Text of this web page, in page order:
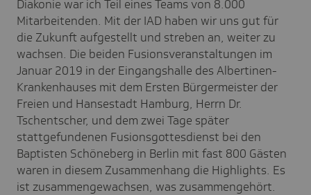
Diakonie war ich Teil eines Teams von 8.000
Mitarbeitenden. Mit der IAD haben wir uns gut für
die Zukunft aufgestellt und streben an, weiter zu
wachsen. Die beiden Fusionsveranstaltungen im
Januar 2019 in der Eingangshalle des Albertinen-
Krankenhauses mit dem Ersten Bürgermeister der
Freien und Hansestadt Hamburg, Herrn Dr.
Tschentscher, und dem zwei Tage später
stattgefundenen Fusionsgottesdienst bei den
Baptisten Schöneberg in Berlin mit fast 800 Gästen
waren in diesem Zusammenhang die Highlights. Es
ist zusammengewachsen, was zusammengehört.